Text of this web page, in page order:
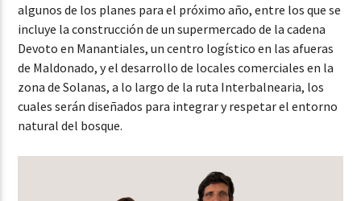
algunos de los planes para el próximo año, entre los que se
incluye la construcción de un supermercado de la cadena
Devoto en Manantiales, un centro logístico en las afueras
de Maldonado, y el desarrollo de locales comerciales en la
zona de Solanas, a lo largo de la ruta Interbalnearia, los
cuales serán diseñados para integrar y respetar el entorno
natural del bosque.